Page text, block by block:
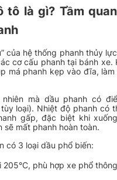
tô là gì? Tầm
của hệ thống phanh thủy
cơ cấu phanh tại bánh xe.
má phanh kẹp vào đĩa,
nhiên mà dầu phanh có
tùy loại). Nhiệt độ phanh có
gấp, đặc biệt khi
sẽ mất phanh hoàn toàn.
có 3 loại dầu phổ biến:
205°C, phù hợp xe phổ thông